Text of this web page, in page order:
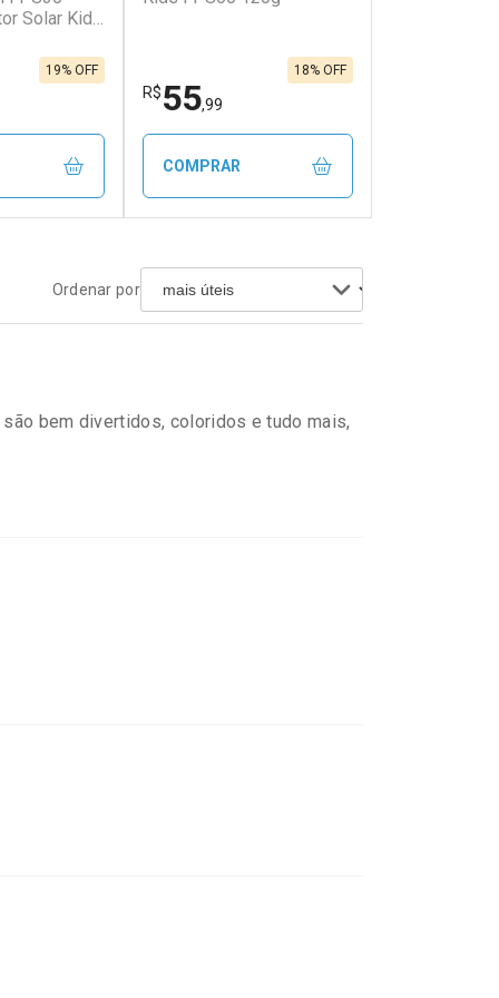
Por R$ 30,09/cada
Por R$ 30,09/cada
Solar Kids
19% OFF
R$55,99
18% OFF
COMPRAR
Laboratório
Por Menos
Ordenar por
bem divertidos, coloridos e tudo mais,